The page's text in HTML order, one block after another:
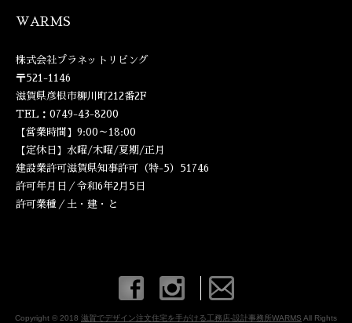
WARMS
株式会社プラネットリビング
〒521-1146
滋賀県彦根市柳川町212番2F
TEL：0749-43-8200
【営業時間】9:00～18:00
【定休日】水曜/木曜/夏期/正月
建設業許可滋賀県知事許可（特-5）51746
許可年月日／令和6年2月5日
許可業種／土・建・と
Copyright © 2018 滋賀でデザイン注文住宅を手がける工務店-設計事務所WARMS All Rights